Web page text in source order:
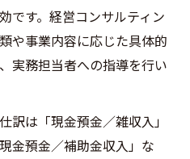
です。経営コンサルティン
や事業内容に応じた具体的
実務担当者への指導を行い
訳は「現金預金／雑収入」
金預金／補助金収入」な